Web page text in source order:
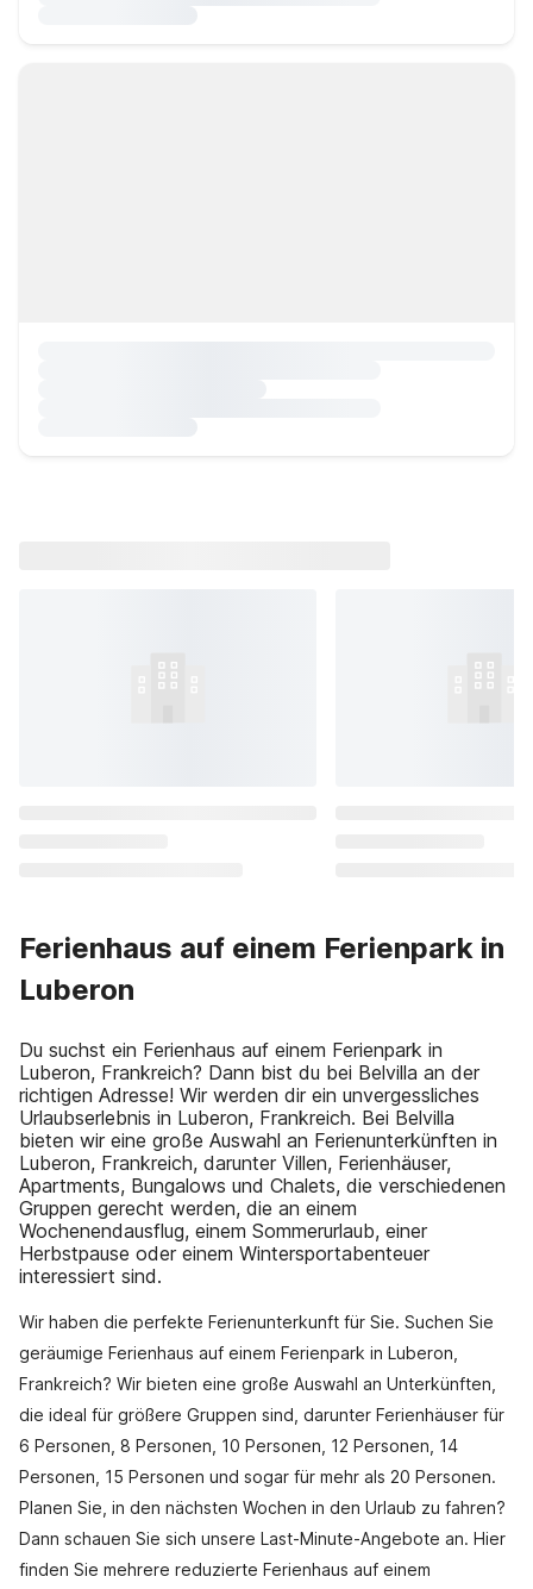
Ferienhaus auf einem Ferienpark in
Luberon
Du suchst ein Ferienhaus auf einem Ferienpark in
Luberon, Frankreich? Dann bist du bei Belvilla an der
richtigen Adresse! Wir werden dir ein unvergessliches
Urlaubserlebnis in Luberon, Frankreich. Bei Belvilla
bieten wir eine große Auswahl an Ferienunterkünften in
Luberon, Frankreich, darunter Villen, Ferienhäuser,
Apartments, Bungalows und Chalets, die verschiedenen
Gruppen gerecht werden, die an einem
Wochenendausflug, einem Sommerurlaub, einer
Herbstpause oder einem Wintersportabenteuer
interessiert sind.
Wir haben die perfekte Ferienunterkunft für Sie. Suchen Sie
geräumige Ferienhaus auf einem Ferienpark in Luberon,
Frankreich? Wir bieten eine große Auswahl an Unterkünften,
die ideal für größere Gruppen sind, darunter Ferienhäuser für
6 Personen, 8 Personen, 10 Personen, 12 Personen, 14
Personen, 15 Personen und sogar für mehr als 20 Personen.
Planen Sie, in den nächsten Wochen in den Urlaub zu fahren?
Dann schauen Sie sich unsere Last-Minute-Angebote an. Hier
finden Sie mehrere reduzierte Ferienhaus auf einem